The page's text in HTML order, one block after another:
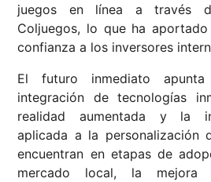
juegos en línea a través
Coljuegos, lo que ha
confianza a los inversores
El futuro inmediato
integración de tecnologías
realidad aumentada y la
aplicada a la personalización
encuentran en etapas de
mercado local, la